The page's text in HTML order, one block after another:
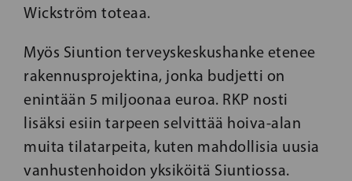
Wickström toteaa.
Myös Siuntion terveyskeskushanke etenee
rakennusprojektina, jonka budjetti on
enintään 5 miljoonaa euroa. RKP nosti
lisäksi esiin tarpeen selvittää hoiva-alan
muita tilatarpeita, kuten mahdollisia uusia
vanhustenhoidon yksiköitä Siuntiossa.